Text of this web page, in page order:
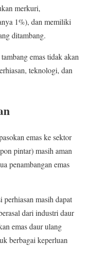
merkuri,
1%), dan memiliki
ditambang.
emas tidak akan
teknologi, dan
emas ke sektor
pintar) masih aman
penambangan emas
masih dapat
dari industri daur
emas daur ulang
berbagai keperluan